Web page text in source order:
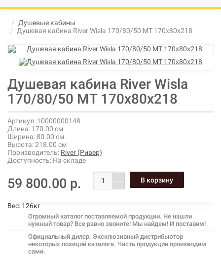
Душевые кабины
Душевая кабина River Wisla 170/80/50 МТ 170х80х218
Душевая кабина River Wisla
170/80/50 МТ 170х80х218
Артикул: 10000000148
Длина: 170.00 см
Ширина: 80.00 см
Высота:218.00 см
Производитель: River (Ривер)
Доступность: На складе
59 800.00 р.
Вес: 126кг
Огромный каталог поставляемой продукции. Не нашли
нужный товар? Все равно звоните! Мы найдем! И поставим!
Официальный дилер. Эксклюзивный дистрибьютор
некоторых позиций каталога. Часть продукции производим
сами.